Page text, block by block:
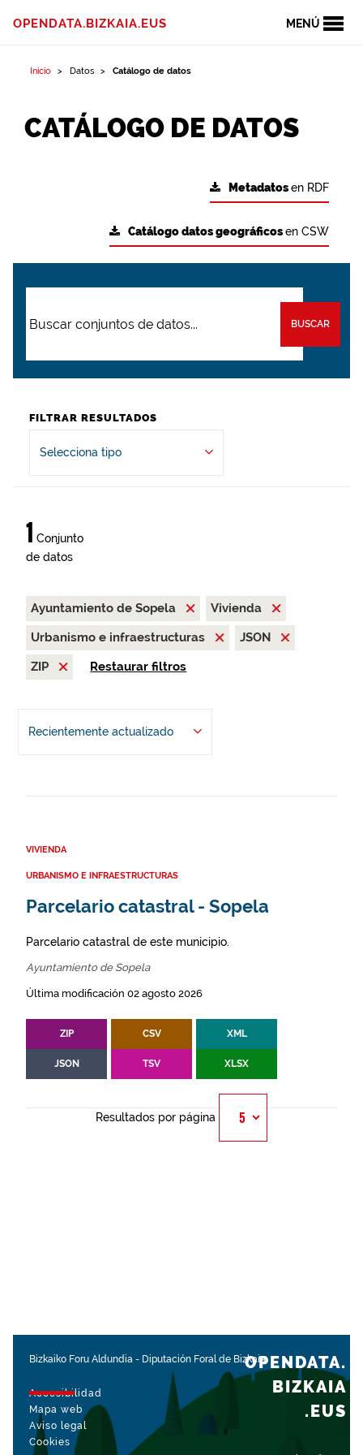
MENÚ
OPENDATA.BIZKAIA.EUS
Inicio Datos Catálogo de datos
CATÁLOGO DE DATOS
Metadatosen RDF
Catálogo datos geográficosen CSW
BUSCAR
FILTRAR RESULTADOS
Selecciona tipo
1 Conjunto
de datos
Ayuntamiento de Sopela
Vivienda
Urbanismo e infraestructuras
JSON
ZIP
Restaurar filtros
Recientemente actualizado
VIVIENDA
URBANISMO E INFRAESTRUCTURAS
Parcelario catastral - Sopela
Parcelario catastral de este municipio.
Ayuntamiento de Sopela
Última modificación 02 agosto 2026
ZIP CSV XML
JSON TSV XLSX
Resultados por página
Bizkaiko Foru Aldundia - Diputación Foral de Bizkaia
Accesibilidad
Mapa web
Aviso legal
Cookies
OPENDATA.
BIZKAIA
.EUS